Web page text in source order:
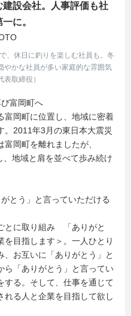
設会社。人事評価も社
に。
、休日に釣りを楽しむ社員も。冬
やかな社員が多い家庭的な雰囲気
表取締役）
富岡町へ
富岡町に位置し、地域に密着
。2011年3月の東日本大震災
岡町を離れましたが、
地域と肩を並べて歩み続け
とう」と言っていただける
とに取り組み 「ありがと
を目指します＞。一人ひとり
お互いに「ありがとう」と
ら「ありがとう」と言ってい
する。そして、仕事を通じて
れる人と企業を目指して欲し